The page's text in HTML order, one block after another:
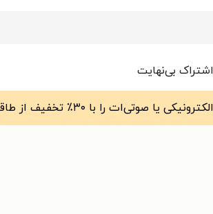
اشتراک بی‌نهایت